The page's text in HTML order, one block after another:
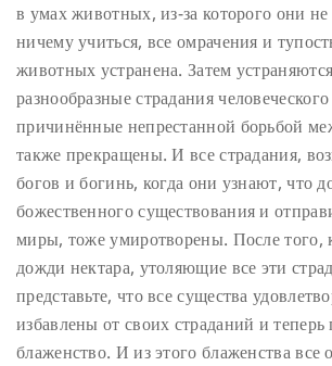
в умах животных, из-за которого они
ничему учиться, все омрачения и
животных устранена. Затем
разнообразные страдания
причинённые непрестанной борьбой
также прекращены. И все страдания,
богов и богинь, когда они узнают, что
божественного существования и
миры, тоже умиротворены. После того,
дожди нектара, утоляющие все эти
представьте, что все существа
избавлены от своих страданий и
блаженство. И из этого блаженства все